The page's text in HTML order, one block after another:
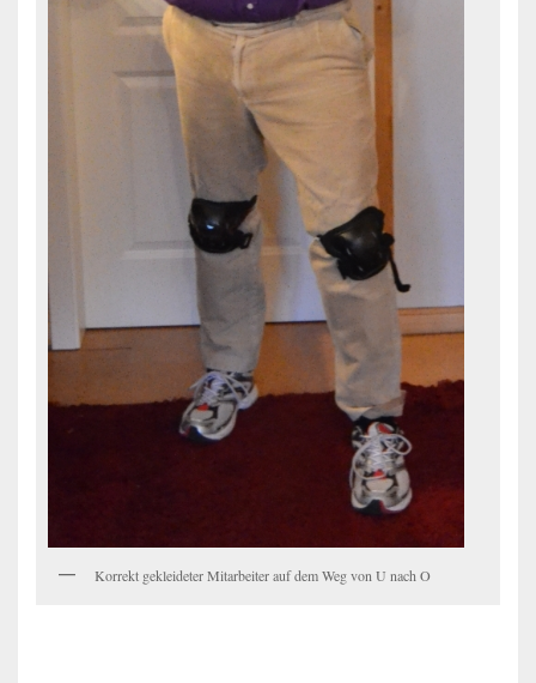
Korrekt gekleideter Mitarbeiter auf dem Weg von U nach O